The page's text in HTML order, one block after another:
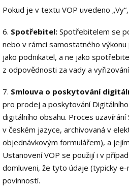
Pokud je v textu VOP uvedeno
6. Spotřebitel: Spotřebitelem se
nebo v rámci samostatného
jako podnikatel, a ne jako
z odpovědnosti za vady a
7. Smlouva o poskytování
pro prodej a poskytování
digitálního obsahu. Proces
v českém jazyce, archivovaná v
objednávkovým formulářem), a
Ustanovení VOP se použijí i v
domluveni, že tyto údaje (typicky
povinností.